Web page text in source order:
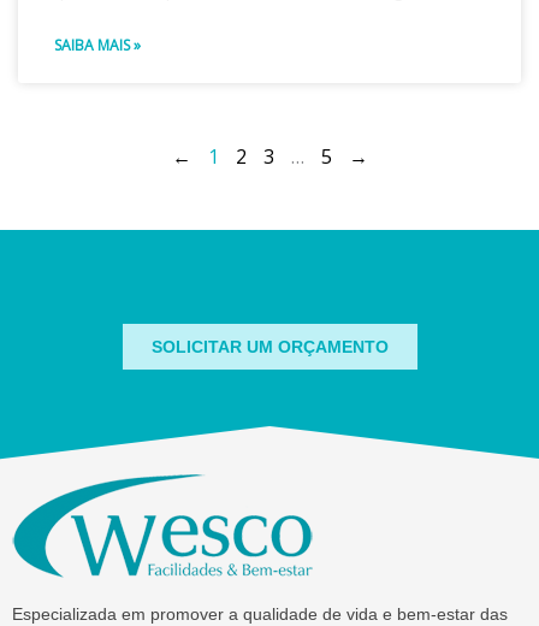
SAIBA MAIS »
← 1 2 3 … 5 →
SOLICITAR UM ORÇAMENTO
Especializada em promover a qualidade de vida e bem-estar das